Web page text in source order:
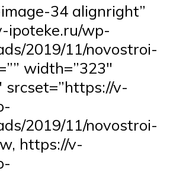
34 alignright”
ipoteke.ru/wp-
2019/11/novostroi-
width=”323″
srcset=”https://v-
2019/11/novostroi-
https://v-